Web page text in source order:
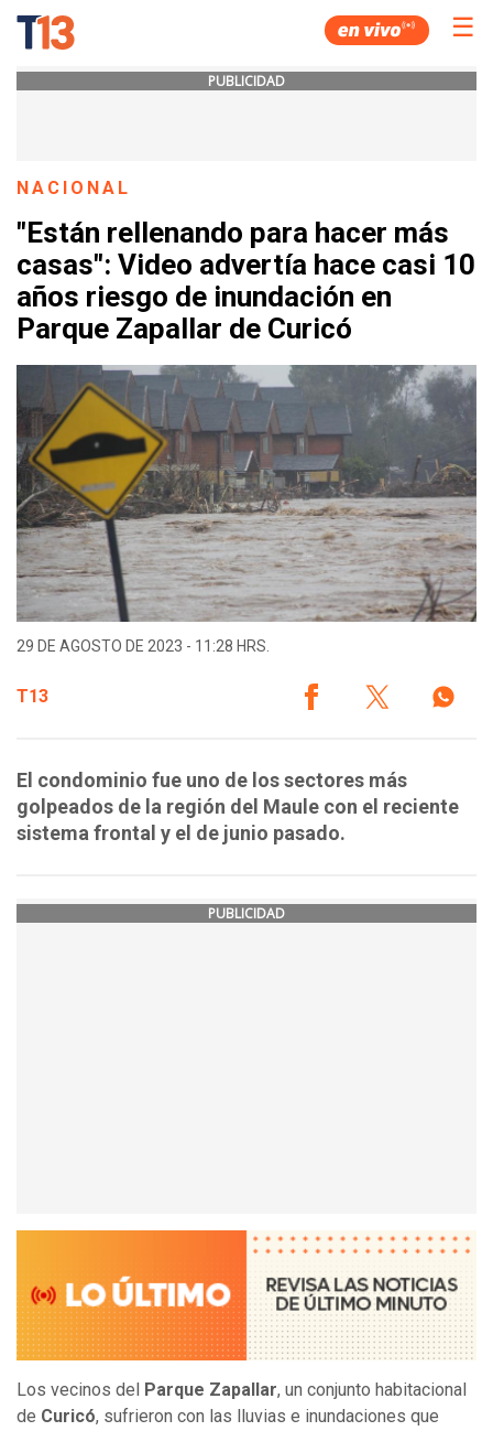
☰
PUBLICIDAD
NACIONAL
"Están rellenando para hacer más
casas": Video advertía hace casi 10
años riesgo de inundación en
Parque Zapallar de Curicó
29 DE AGOSTO DE 2023 - 11:28 HRS.
T13
El condominio fue uno de los sectores más
golpeados de la región del Maule con el reciente
sistema frontal y el de junio pasado.
PUBLICIDAD
Los vecinos del Parque Zapallar, un conjunto habitacional
de Curicó, sufrieron con las lluvias e inundaciones que